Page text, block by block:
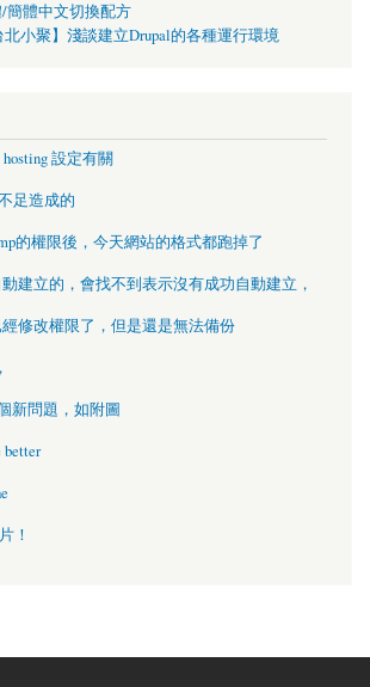
/簡體中文切換配方
北小聚】淺談建立Drupal的各種運行環境
設定有關
足造成的
的權限後，今天網站的格式都跑掉了
建立的，會找不到表示沒有成功自動建立，
修改權限了，但是還是無法備份
新問題，如附圖
better
！